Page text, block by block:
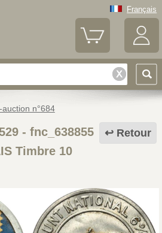
Français
auction n°684
Retour
- fnc_638855
Timbre 10